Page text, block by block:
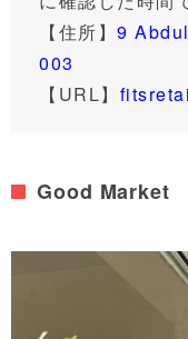
【住所】 9
003
【URL】
Good Market